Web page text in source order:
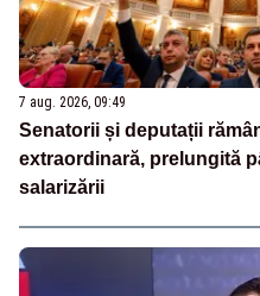
7 aug. 2026, 09:49
Senatorii și deputații
extraordinară, prelungită
salarizării